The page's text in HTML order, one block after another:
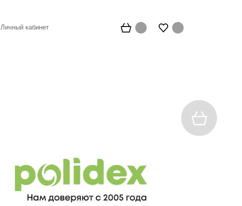
Личный кабинет